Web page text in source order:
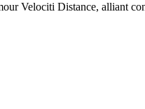
Velociti Distance, alliant